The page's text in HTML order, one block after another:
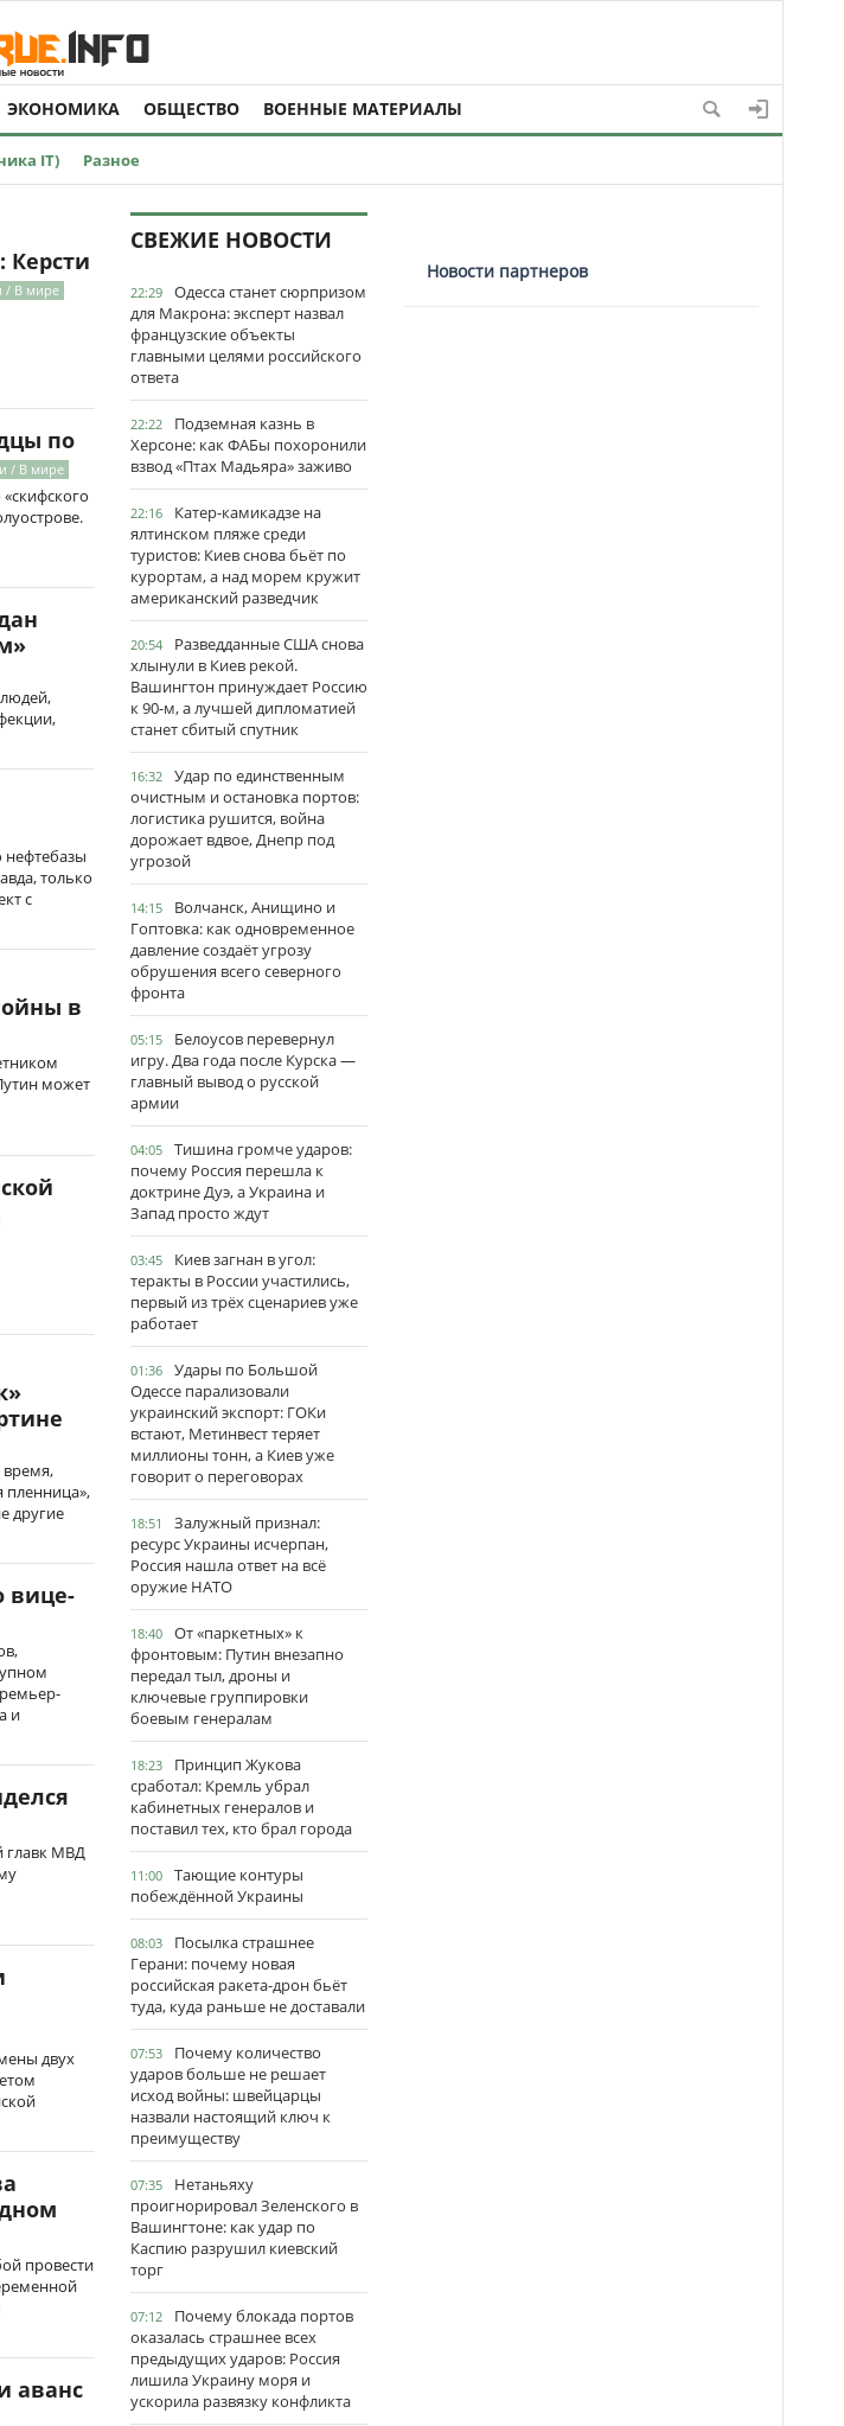
ЭКОНОМИКА ОБЩЕСТВО ВОЕННЫЕ МАТЕРИАЛЫ
IT) Разное
Керсти
/ В мире
по
/ В мире
нефтебазы
только
с
в
может
пленница»,
другие
вице-
и
главк МВД
двух
провести
аванс
СВЕЖИЕ НОВОСТИ
22:29
Одесса станет сюрпризом
для Макрона: эксперт назвал
французские объекты
главными целями российского
ответа
22:22
Подземная казнь в
Херсоне: как ФАБы похоронили
взвод «Птах Мадьяра» заживо
22:16
Катер-камикадзе на
ялтинском пляже среди
туристов: Киев снова бьёт по
курортам, а над морем кружит
американский разведчик
20:54
Разведданные США снова
хлынули в Киев рекой.
Вашингтон принуждает Россию
к 90-м, а лучшей дипломатией
станет сбитый спутник
16:32
Удар по единственным
очистным и остановка портов:
логистика рушится, война
дорожает вдвое, Днепр под
угрозой
14:15
Волчанск, Анищино и
Гоптовка: как одновременное
давление создаёт угрозу
обрушения всего северного
фронта
05:15
Белоусов перевернул
игру. Два года после Курска —
главный вывод о русской
армии
04:05
Тишина громче ударов:
почему Россия перешла к
доктрине Дуэ, а Украина и
Запад просто ждут
03:45
Киев загнан в угол:
теракты в России участились,
первый из трёх сценариев уже
работает
01:36
Удары по Большой
Одессе парализовали
украинский экспорт: ГОКи
встают, Метинвест теряет
миллионы тонн, а Киев уже
говорит о переговорах
18:51
Залужный признал:
ресурс Украины исчерпан,
Россия нашла ответ на всё
оружие НАТО
18:40
От «паркетных» к
фронтовым: Путин внезапно
передал тыл, дроны и
ключевые группировки
боевым генералам
18:23
Принцип Жукова
сработал: Кремль убрал
кабинетных генералов и
поставил тех, кто брал города
11:00
Тающие контуры
побеждённой Украины
08:03
Посылка страшнее
Герани: почему новая
российская ракета-дрон бьёт
туда, куда раньше не доставали
07:53
Почему количество
ударов больше не решает
исход войны: швейцарцы
назвали настоящий ключ к
преимуществу
07:35
Нетаньяху
проигнорировал Зеленского в
Вашингтоне: как удар по
Каспию разрушил киевский
торг
07:12
Почему блокада портов
оказалась страшнее всех
предыдущих ударов: Россия
лишила Украину моря и
ускорила развязку конфликта
Новости партнеров